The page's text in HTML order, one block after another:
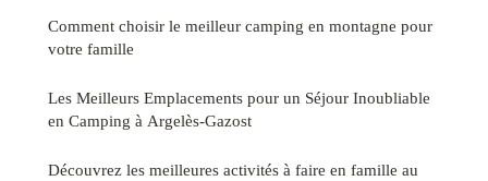
Comment choisir le meilleur camping en montagne pour
votre famille
Les Meilleurs Emplacements pour un Séjour Inoubliable
en Camping à Argelès-Gazost
Découvrez les meilleures activités à faire en famille au